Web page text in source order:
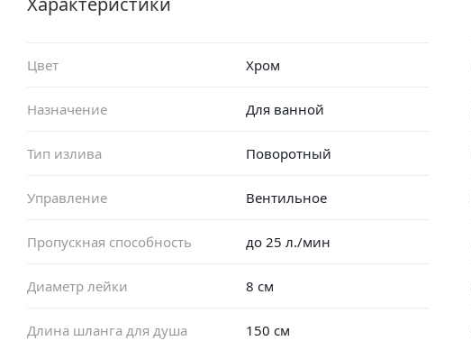
Цвет Хром
Назначение Для ванной
Тип излива Поворотный
Управление Вентильное
Пропускная способность до 25 л./мин
Диаметр лейки 8 см
Длина шланга для душа 150 см